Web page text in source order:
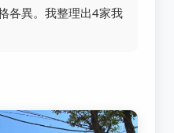
各異。我整理出4家我